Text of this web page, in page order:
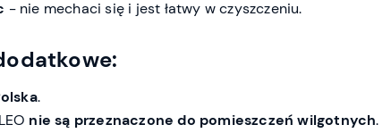
- nie mechaci się i jest łatwy w czyszczeniu.
.
nie są przeznaczone do pomieszczeń wilgotnych.